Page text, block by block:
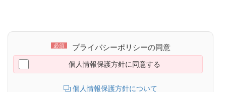
プライバシーポリシーの同意
個人情報保護方針に同意する
個人情報保護方針について